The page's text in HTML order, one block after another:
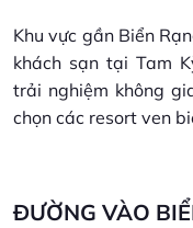
Khu vực gần Biển
khách sạn tại Tam
trải nghiệm không
chọn các resort ven
ĐƯỜNG VÀO